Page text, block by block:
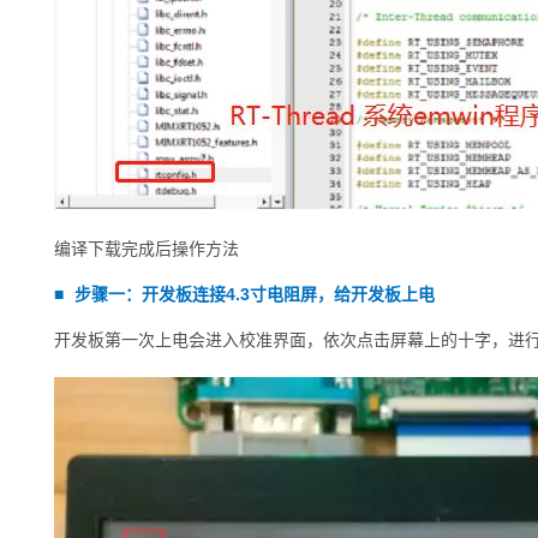
编译下载完成后操作方法
■ 步骤一：开发板连接4.3寸电阻屏，给开发板上电
开发板第一次上电会进入校准界面，依次点击屏幕上的十字，进